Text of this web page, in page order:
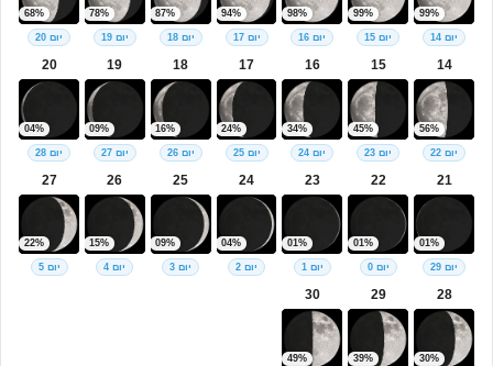
99%
יום 14
99%
יום 15
98%
יום 16
94%
יום 17
87%
יום 18
78%
יום 19
68%
יום 20
14
56%
יום 22
15
45%
יום 23
16
34%
יום 24
17
24%
יום 25
18
16%
יום 26
19
09%
יום 27
20
04%
יום 28
21
01%
יום 29
22
01%
יום 0
23
01%
יום 1
24
04%
יום 2
25
09%
יום 3
26
15%
יום 4
27
22%
יום 5
28
30%
29
39%
30
49%